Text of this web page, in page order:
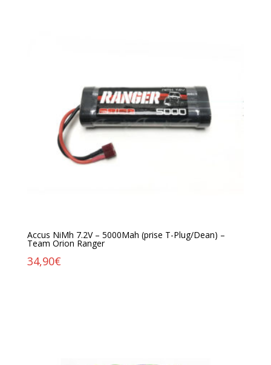
Accus NiMh 7.2V – 5000Mah (prise T-Plug/Dean) –
Team Orion Ranger
34,90€